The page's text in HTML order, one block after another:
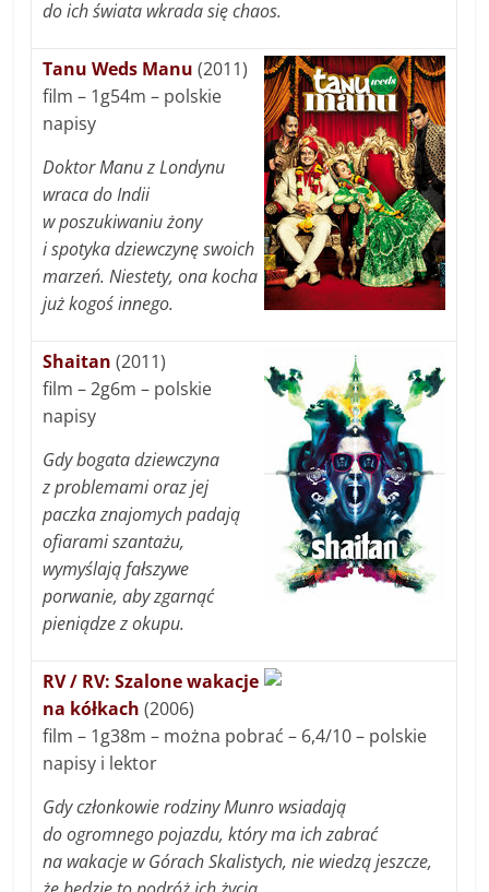
do ich świata wkrada się chaos.
Tanu Weds Manu (2011)
film – 1g54m – polskie
napisy
Doktor Manu z Londynu
wraca do Indii
w poszukiwaniu żony
i spotyka dziewczynę swoich
marzeń. Niestety, ona kocha
już kogoś innego.
Shaitan (2011)
film – 2g6m – polskie
napisy
Gdy bogata dziewczyna
z problemami oraz jej
paczka znajomych padają
ofiarami szantażu,
wymyślają fałszywe
porwanie, aby zgarnąć
pieniądze z okupu.
RV / RV: Szalone wakacje
na kółkach (2006)
film – 1g38m – można pobrać – 6,4/10 – polskie
napisy i lektor
Gdy członkowie rodziny Munro wsiadają
do ogromnego pojazdu, który ma ich zabrać
na wakacje w Górach Skalistych, nie wiedzą jeszcze,